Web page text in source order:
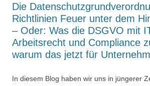
Die
Richtlinien Feuer unter dem
– Oder: Was die DSGVO mit
Arbeitsrecht und Compliance
warum das jetzt für
In diesem Blog haben wir uns in jüngerer